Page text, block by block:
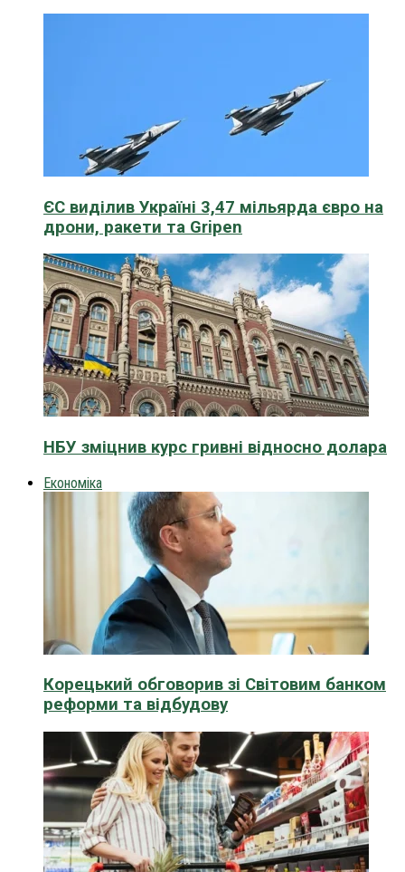
ЄС виділив Україні 3,47 мільярда євро на
дрони, ракети та Gripen
НБУ зміцнив курс гривні відносно долара
Економіка
Корецький обговорив зі Світовим банком
реформи та відбудову